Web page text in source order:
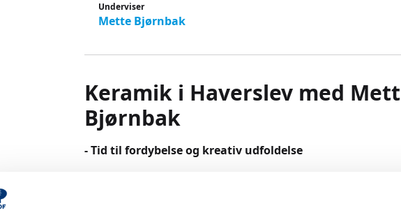
Underviser
Mette Bjørnbak
Keramik i Haverslev med
Bjørnbak
- Tid til fordybelse og kreativ udfoldelse